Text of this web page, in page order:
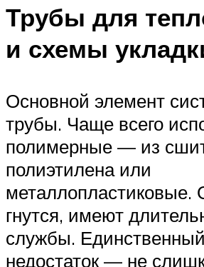
Трубы для
и схемы
Основной элемент
трубы. Чаще всего
полимерные — из
полиэтилена или
металлопластиковые.
гнутся, имеют
службы.
недостаток — не